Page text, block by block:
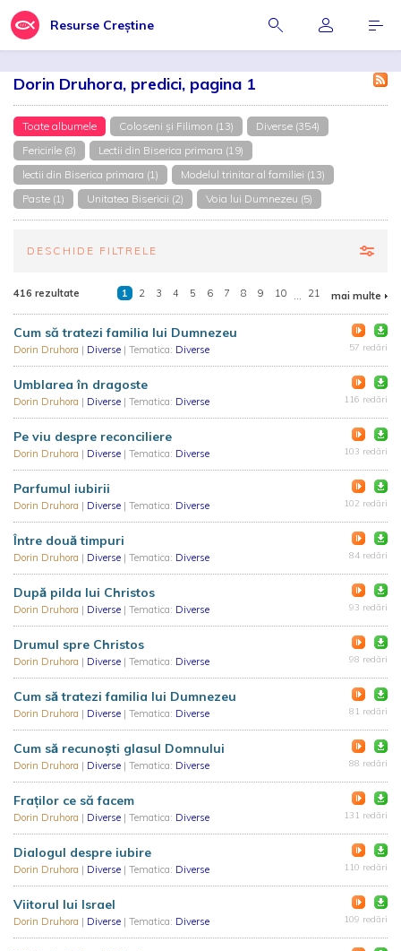
Resurse Creștine
Dorin Druhora, predici, pagina 1
Toate albumele Coloseni și Filimon (13)
Diverse (354)
Fericirile (8)
Lectii din Biserica primara (19)
lectii din Biserica primara (1)
Modelul trinitar al familiei (13)
Paste (1)
Unitatea Bisericii (2) Voia lui Dumnezeu (5)
DESCHIDE FILTRELE
416 rezultate 1 2 3 4 5 6 7 8 9 10 ... 21 mai multe
Cum să tratezi familia lui Dumnezeu
Dorin Druhora | Diverse | Tematica: Diverse 57 redări
Umblarea în dragoste
Dorin Druhora | Diverse | Tematica: Diverse 116 redări
Pe viu despre reconciliere
Dorin Druhora | Diverse | Tematica: Diverse 103 redări
Parfumul iubirii
Dorin Druhora | Diverse | Tematica: Diverse 102 redări
Între două timpuri
Dorin Druhora | Diverse | Tematica: Diverse 84 redări
După pilda lui Christos
Dorin Druhora | Diverse | Tematica: Diverse 93 redări
Drumul spre Christos
Dorin Druhora | Diverse | Tematica: Diverse 98 redări
Cum să tratezi familia lui Dumnezeu
Dorin Druhora | Diverse | Tematica: Diverse 81 redări
Cum să recunoști glasul Domnului
Dorin Druhora | Diverse | Tematica: Diverse 88 redări
Fraților ce să facem
Dorin Druhora | Diverse | Tematica: Diverse 131 redări
Dialogul despre iubire
Dorin Druhora | Diverse | Tematica: Diverse 110 redări
Viitorul lui Israel
Dorin Druhora | Diverse | Tematica: Diverse 109 redări